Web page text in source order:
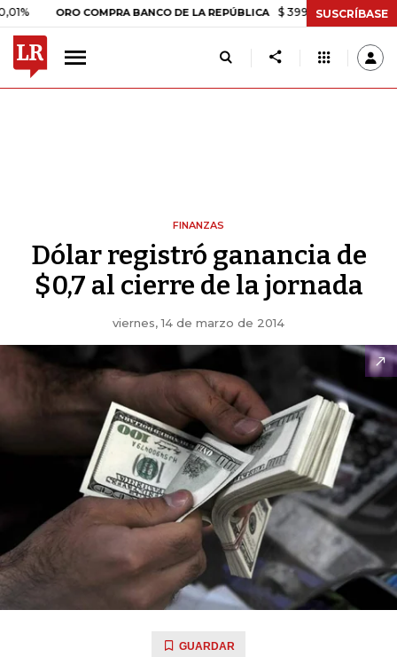
ORO COMPRA BANCO DE LA REPÚBLICA $ 399.745,16 +$ 2.295,71
SUSCRÍBASE
FINANZAS
Dólar registró ganancia de
$0,7 al cierre de la jornada
viernes, 14 de marzo de 2014
GUARDAR